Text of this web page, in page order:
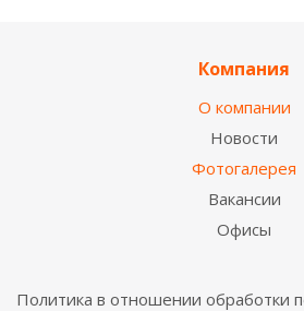
Компания
О компании
Новости
Фотогалерея
Вакансии
Офисы
Политика в отношении обработки